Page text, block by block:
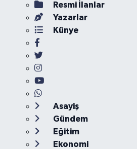
Resmi İlanlar
Yazarlar
Künye
Asayiş
Gündem
Eğitim
Ekonomi